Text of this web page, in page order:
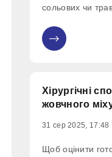
сольових чи
організму,
відновленню
Хірургічні
жовчного
31 сер 2025, 17:48
Щоб оцінити